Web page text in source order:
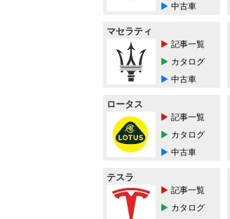
中古車
マセラティ
記事一覧
カタログ
中古車
ロータス
記事一覧
カタログ
中古車
テスラ
記事一覧
カタログ